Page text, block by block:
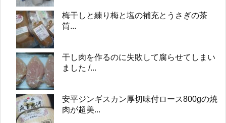
梅干しと練り梅と塩の補充とうさぎの茶
筒...
干し肉を作るのに失敗して腐らせてしまい
ました /...
安平ジンギスカン厚切味付ロース800gの焼
肉が超美...